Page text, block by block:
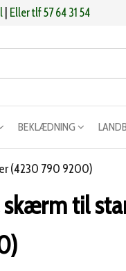
Eller tlf 57 64 31 54
BEKLÆDNING
(4230 790 9200)
til